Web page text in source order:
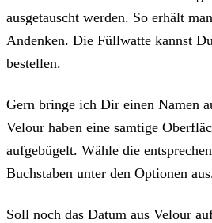
ausgetauscht werden. So erhält
Andenken. Die Füllwatte kannst
bestellen.
Gern bringe ich Dir einen Namen
Velour haben eine samtige
aufgebügelt. Wähle die
Buchstaben unter den Optionen
Soll noch das Datum aus Velour